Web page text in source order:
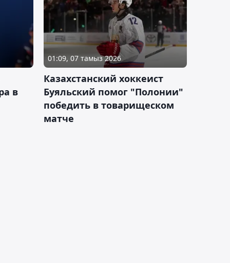
в
01:09, 07 тамыз 2026
Казахстанский хоккеист
Буяльский помог "Полонии"
победить в товарищеском
матче